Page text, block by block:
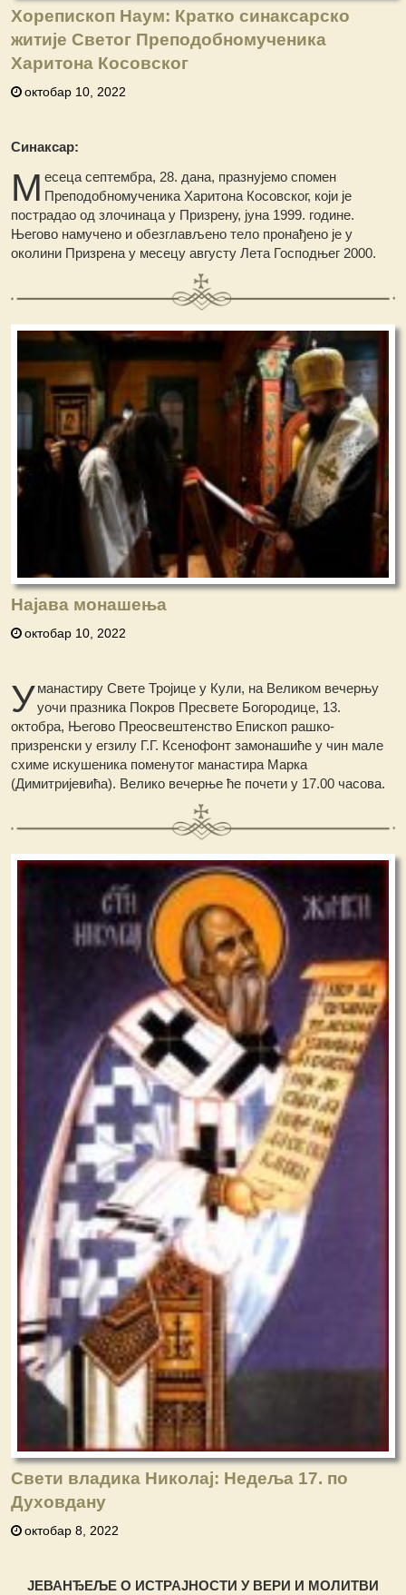
Хорепископ Наум: Кратко синаксарско
житије Светог Преподобномученика
Харитона Косовског
октобар 10, 2022
Синаксар:
М есеца септембра, 28. дана, празнујемо спомен
Преподобномученика Харитона Косовског, који је
пострадао од злочинаца у Призрену, јуна 1999. године.
Његово намучено и обезглављено тело пронађено је у
околини Призрена у месецу августу Лета Господњег 2000.
Најава монашења
октобар 10, 2022
Уманастиру Свете Тројице у Кули, на Великом вечерњу
уочи празника Покров Пресвете Богородице, 13.
октобра, Његово Преосвештенство Епископ рашко-
призренски у егзилу Г.Г. Ксенофонт замонашиће у чин мале
схиме искушеника поменутог манастира Марка
(Димитријевића). Велико вечерње ће почети у 17.00 часова.
Свети владика Николај: Недеља 17. по
Духовдану
октобар 8, 2022
ЈЕВАНЂЕЉЕ О ИСТРАЈНОСТИ У ВЕРИ И МОЛИТВИ